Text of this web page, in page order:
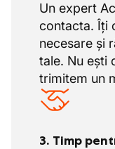
Un expert
contacta. Îți
necesare și
tale. Nu ești
trimitem un
3. Timp